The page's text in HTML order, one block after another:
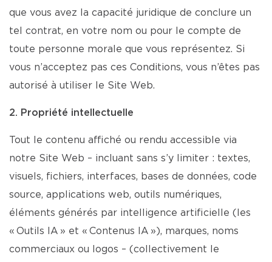
que vous avez la capacité juridique de conclure un
tel contrat, en votre nom ou pour le compte de
toute personne morale que vous représentez. Si
vous n’acceptez pas ces Conditions, vous n’êtes pas
autorisé à utiliser le Site Web.
2. Propriété intellectuelle
Tout le contenu affiché ou rendu accessible via
notre Site Web – incluant sans s’y limiter : textes,
visuels, fichiers, interfaces, bases de données, code
source, applications web, outils numériques,
éléments générés par intelligence artificielle (les
« Outils IA » et « Contenus IA »), marques, noms
commerciaux ou logos – (collectivement le